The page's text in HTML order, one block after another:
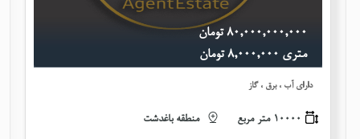
٨٠,٠٠٠,٠٠٠,٠٠٠ تومان
متری ٨,٠٠٠,٠٠٠ تومان
دارای آب ، برق ، گاز
10000 متر مربع منطقه باغدشت